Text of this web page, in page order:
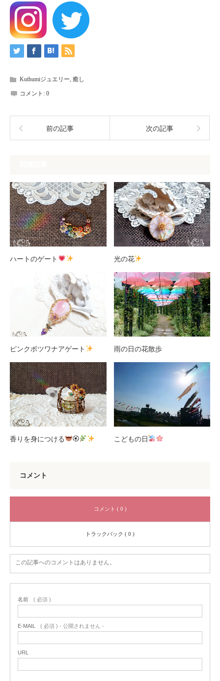
Kuthumiジュエリー, 癒し
コメント: 0
前の記事 次の記事
ハートのゲート 光の花
ピンクボツワナアゲート 雨の日の花散歩
香りを身につける 🏵 こどもの日
コメント
コメント ( 0 )
トラックバック ( 0 )
この記事へのコメントはありません。
名前 ( 必須 )
E-MAIL ( 必須 ) - 公開されません -
URL